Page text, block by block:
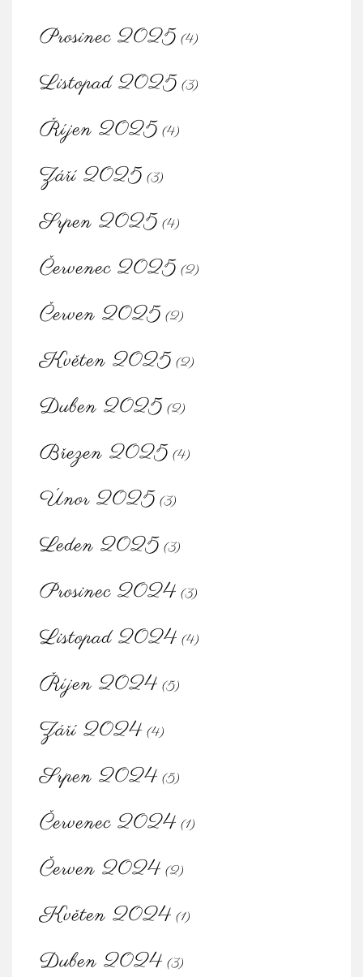
Prosinec 2025 (4)
Listopad 2025 (3)
Říjen 2025 (4)
Září 2025 (3)
Srpen 2025 (4)
Červenec 2025 (2)
Červen 2025 (2)
Květen 2025 (2)
Duben 2025 (2)
Březen 2025 (4)
Únor 2025 (3)
Leden 2025 (3)
Prosinec 2024 (3)
Listopad 2024 (4)
Říjen 2024 (5)
Září 2024 (4)
Srpen 2024 (5)
Červenec 2024 (1)
Červen 2024 (2)
Květen 2024 (1)
Duben 2024 (3)